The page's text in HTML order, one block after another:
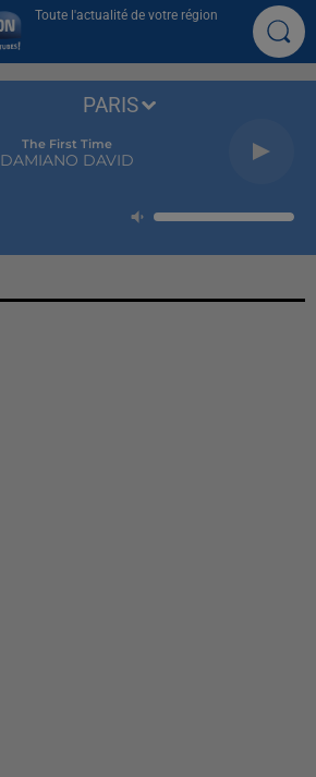
Toute l'actualité de votre région
The First Time
DAMIANO DAVID
PARIS